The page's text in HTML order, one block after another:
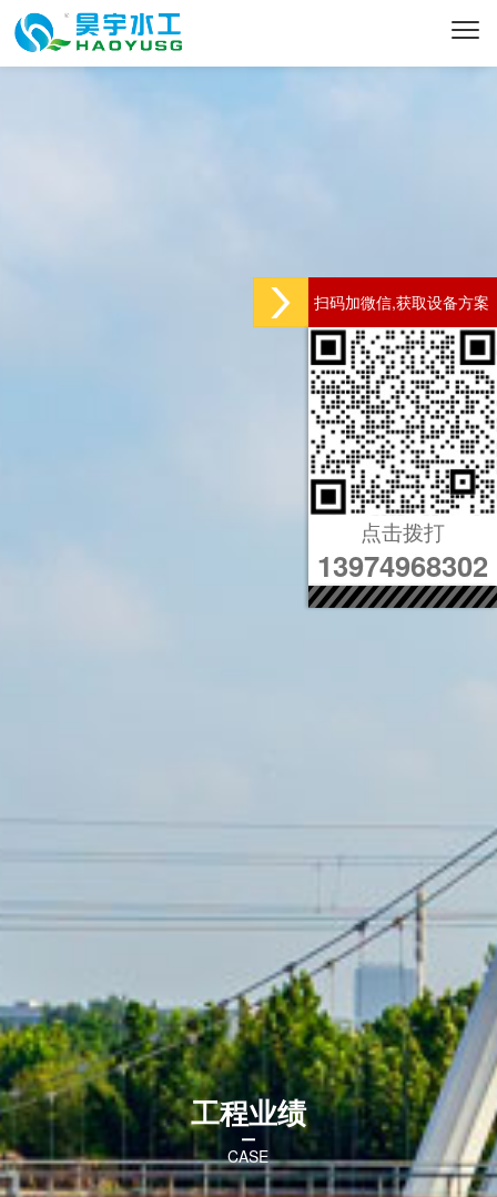
工程业绩
CASE
扫码加微信,获取设备方案
点击拨打
13974968302